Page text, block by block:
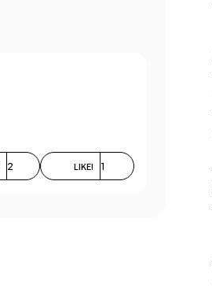
2 LIKE! 1